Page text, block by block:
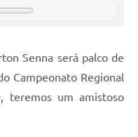
Senna será palco de
Campeonato Regional
teremos um amistoso